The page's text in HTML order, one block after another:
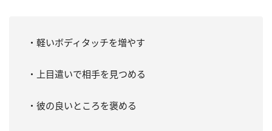
・軽いボディタッチを増やす
・上目遣いで相手を見つめる
・彼の良いところを褒める